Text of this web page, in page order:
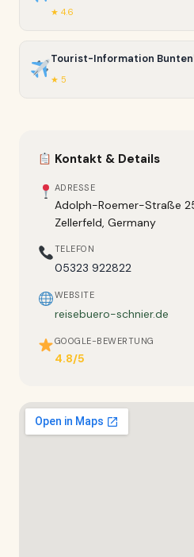
★ 4.6
Tourist-Information
★ 5
Kontakt & Details
ADRESSE
Adolph-Roemer-Straße
Zellerfeld, Germany
TELEFON
05323 922822
WEBSITE
reisebuero-schnier.de
GOOGLE-BEWERTUNG
4.8/5